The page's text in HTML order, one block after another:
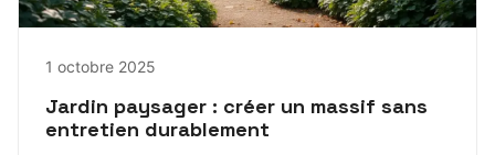
1 octobre 2025
Jardin paysager : créer un massif sans
entretien durablement